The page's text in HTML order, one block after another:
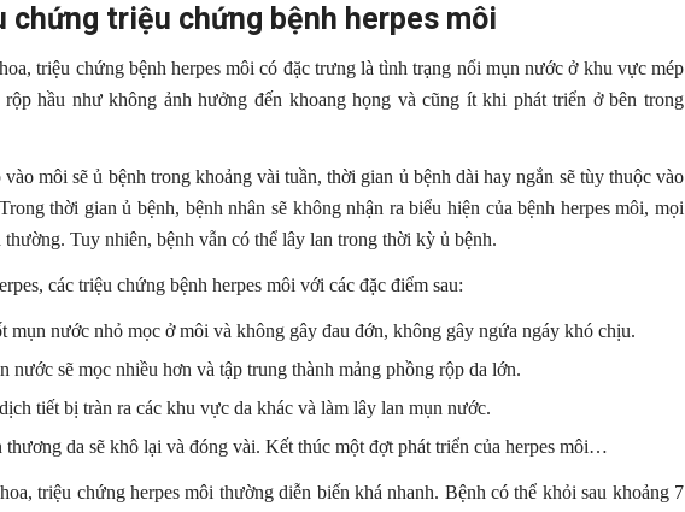
chứng triệu chứng bệnh herpes môi
triệu chứng bệnh herpes môi có đặc trưng là tình trạng nổi mụn nước ở khu vực mép
hầu như không ảnh hưởng đến khoang họng và cũng ít khi phát triển ở bên trong
môi sẽ ủ bệnh trong khoảng vài tuần, thời gian ủ bệnh dài hay ngắn sẽ tùy thuộc vào
thời gian ủ bệnh, bệnh nhân sẽ không nhận ra biểu hiện của bệnh herpes môi, mọi
Tuy nhiên, bệnh vẫn có thể lây lan trong thời kỳ ủ bệnh.
các triệu chứng bệnh herpes môi với các đặc điểm sau:
mụn nước nhỏ mọc ở môi và không gây đau đớn, không gây ngứa ngáy khó chịu.
nước sẽ mọc nhiều hơn và tập trung thành mảng phồng rộp da lớn.
tiết bị tràn ra các khu vực da khác và làm lây lan mụn nước.
thương da sẽ khô lại và đóng vài. Kết thúc một đợt phát triển của herpes môi…
triệu chứng herpes môi thường diễn biến khá nhanh. Bệnh có thể khỏi sau khoảng 7